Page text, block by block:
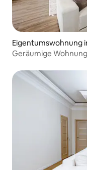
Eigentumswohnung
Geräumige